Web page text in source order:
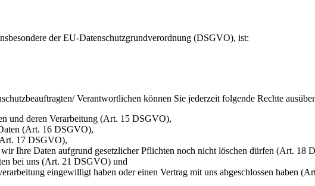
der EU-Datenschutzgrundverordnung (DSGVO), ist:
Verantwortlichen können Sie jederzeit folgende Rechte
und deren Verarbeitung (Art. 15 DSGVO),
(Art. 16 DSGVO),
17 DSGVO),
Ihre Daten aufgrund gesetzlicher Pflichten noch nicht löschen dürfen (Art. 18
bei uns (Art. 21 DSGVO) und
eingewilligt haben oder einen Vertrag mit uns abgeschlossen haben